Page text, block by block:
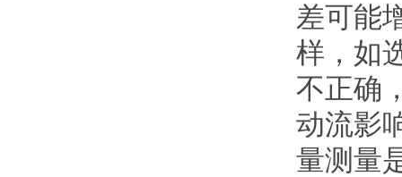
差可能
样，如
不正确
动流影
量测量